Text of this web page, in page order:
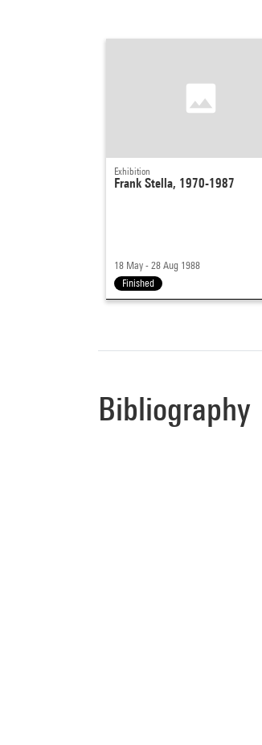
Exhibition
Frank Stella, 1970-1987
18 May - 28 Aug 1988
Finished
Bibliography